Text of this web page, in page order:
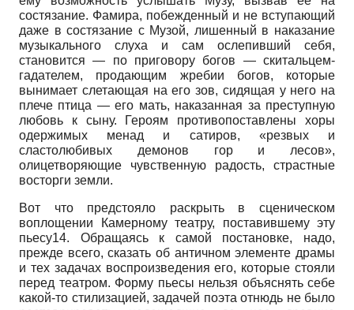
состязание. Фамира, побежденный и не вступающий
даже в состязание с Музой, лишенный в наказание
музыкального слуха и сам ослепивший себя,
становится — по приговору богов — скитальцем-
гадателем, продающим жребии богов, которые
вынимает слетающая на его зов, сидящая у него на
плече птица — его мать, наказанная за преступную
любовь к сыну. Героям противопоставлены хоры
одержимых менад и сатиров, «резвых и
сластолюбивых демонов гор и лесов»,
олицетворяющие чувственную радость, страстные
восторги земли.
Вот что предстояло раскрыть в сценическом
воплощении Камерному театру, поставившему эту
пьесу14. Обращаясь к самой постановке, надо,
прежде всего, сказать об античном элементе драмы
и тех задачах воспроизведения его, которые стояли
перед театром. Форму пьесы нельзя объяснять себе
какой-то стилизацией, задачей поэта отнюдь не было